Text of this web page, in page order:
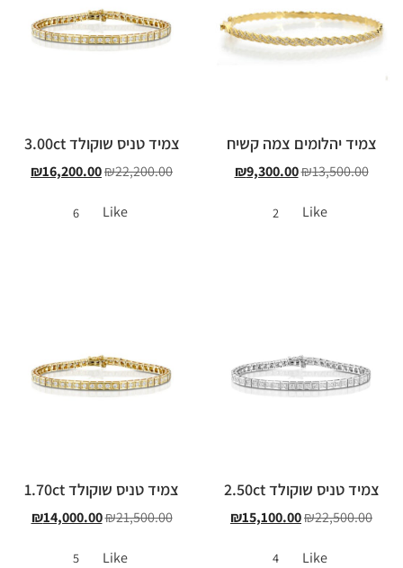
צמיד יהלומים צמה קשיח
₪13,500.00
₪9,300.00
Like
2
צמיד טניס שוקולד 3.00ct
₪22,200.00
₪16,200.00
Like
6
צמיד טניס שוקולד 2.50ct
₪22,500.00
₪15,100.00
Like
4
צמיד טניס שוקולד 1.70ct
₪21,500.00
₪14,000.00
Like
5